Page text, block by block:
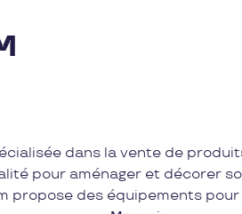
dans la vente de
pour aménager et décorer
propose des équipements